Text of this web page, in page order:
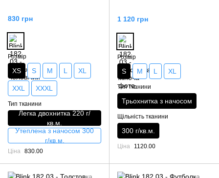
830 грн
Розмір
XS S M L XL
XXL XXXL
Тип тканини
Легка двохнитка 220 г/
кв.м.
Утеплена з начосом 300
г/кв.м.
Ціна 830.00
1 120 грн
Розмір
S M L XL
Тип тканини
Трьохнитка з начосом
Щільність тканини
300 г/кв.м.
Ціна 1120.00